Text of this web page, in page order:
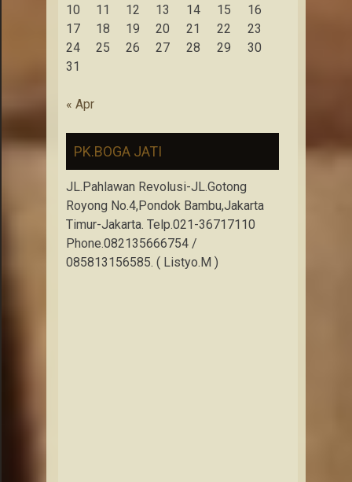
10
11 12 13 14 15
16
17
18 19 20 21 22
23
24
25 26 27 28 29
30
31
« Apr
PK.BOGA JATI
JL.Pahlawan Revolusi-JL.Gotong
Royong No.4,Pondok Bambu,Jakarta
Timur-Jakarta. Telp.021-36717110
Phone.082135666754 /
085813156585. ( Listyo.M )